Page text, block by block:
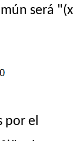
será "(x
el